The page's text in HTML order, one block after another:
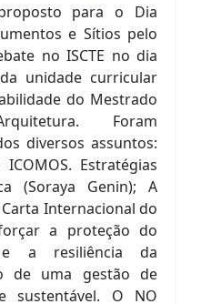
para o Dia
e Sítios pelo
no ISCTE no dia
unidade curricular
do Mestrado
Foram
diversos assuntos:
Estratégias
(Soraya Genin); A
Internacional do
a proteção do
a resiliência da
de uma gestão de
sustentável. O NO